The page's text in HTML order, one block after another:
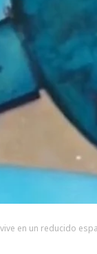
vive en un reducido